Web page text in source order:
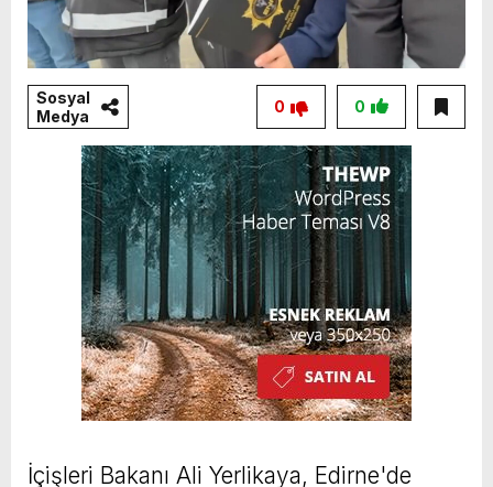
Sosyal
Medya
0
0
İçişleri Bakanı Ali Yerlikaya, Edirne'de